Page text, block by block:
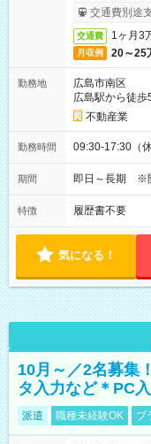
ービス利用可（
交通費別途
交通費 1ヶ月3
月収例 20～25
勤務地
広島市南区
広島駅から徒歩
不動産業
勤務時間 09:30-17:30（
期間 即日～長期 ※
特徴 履歴書不要
気になる！
10月～／2名募集
タ入力など＊PC
派遣 職種未経験OK ブ